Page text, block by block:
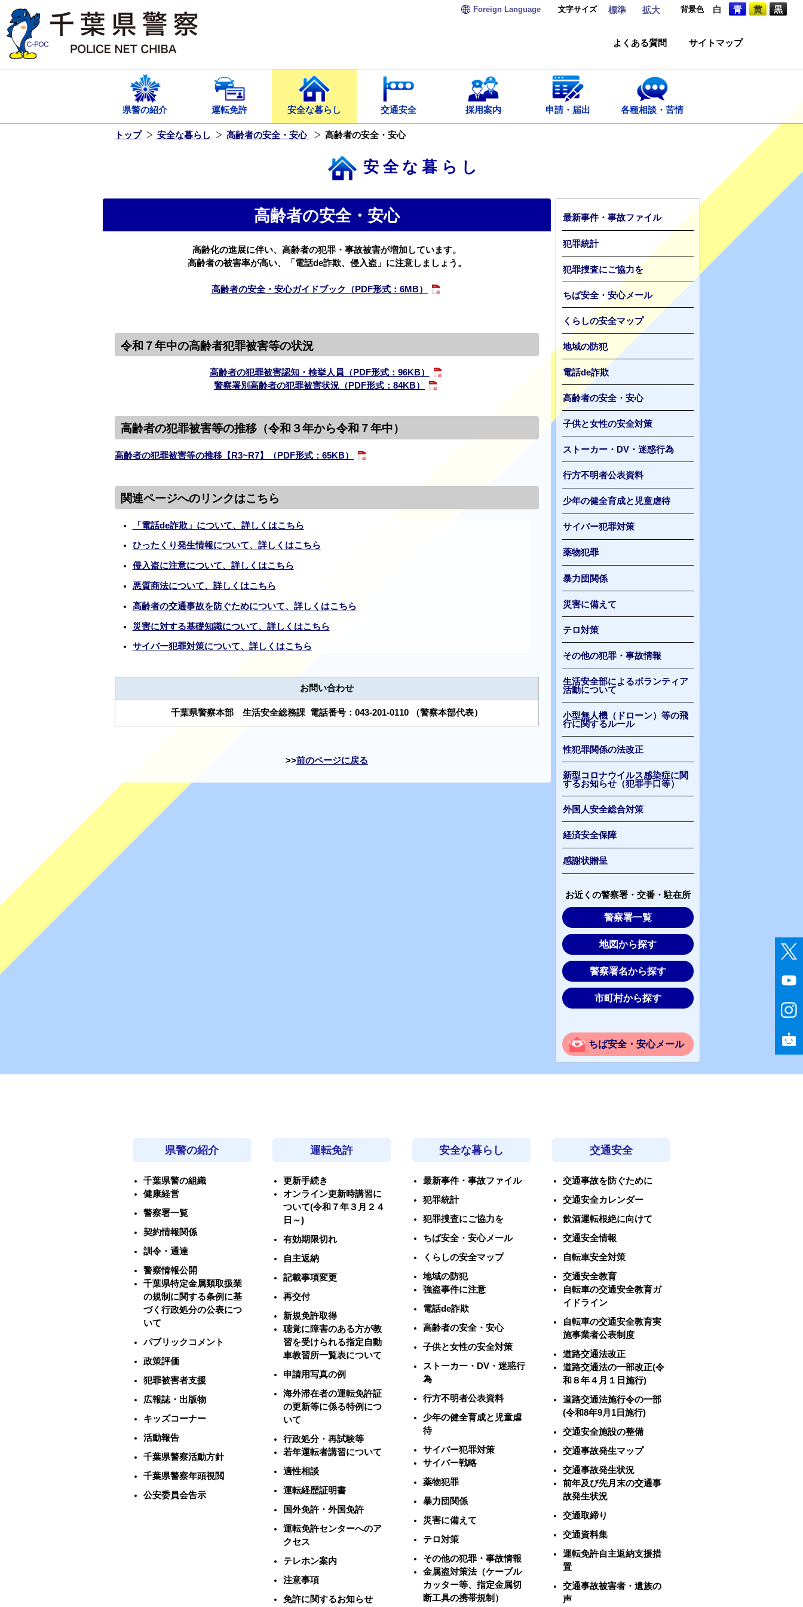
ス
キ
ま
Foreign Language 文字サイズ 標準 拡大 背景色 白 青 黄 黒
よくある質問 サイトマップ
県警の紹介 運転免許 安全な暮らし 交通安全 採用案内 申請・届出 各種相談・苦情
トップ 安全な暮らし 高齢者の安全・安心 高齢者の安全・安心
安全な暮らし
高齢者の安全・安心
高齢化の進展に伴い、高齢者の犯罪・事故被害が増加しています。
高齢者の被害率が高い、「電話de詐欺、侵入盗」に注意しましょう。
高齢者の安全・安心ガイドブック（PDF形式：6MB）
令和７年中の高齢者犯罪被害等の状況
高齢者の犯罪被害認知・検挙人員（PDF形式：96KB）
警察署別高齢者の犯罪被害状況（PDF形式：84KB）
高齢者の犯罪被害等の推移（令和３年から令和７年中）
高齢者の犯罪被害等の推移【R3~R7】（PDF形式：65KB）
関連ページへのリンクはこちら
「電話de詐欺」について、詳しくはこちら
ひったくり発生情報について、詳しくはこちら
侵入盗に注意について、詳しくはこちら
悪質商法について、詳しくはこちら
高齢者の交通事故を防ぐためについて、詳しくはこちら
災害に対する基礎知識について、詳しくはこちら
サイバー犯罪対策について、詳しくはこちら
お問い合わせ
千葉県警察本部 生活安全総務課 電話番号： 043-201-0110 （警察本部代表）
前のページに戻る
最新事件・事故ファイル
犯罪統計
犯罪捜査にご協力を
ちば安全・安心メール
くらしの安全マップ
地域の防犯
電話de詐欺
高齢者の安全・安心
子供と女性の安全対策
ストーカー・DV・迷惑行為
行方不明者公表資料
少年の健全育成と児童虐待
サイバー犯罪対策
薬物犯罪
暴力団関係
災害に備えて
テロ対策
その他の犯罪・事故情報
生活安全部によるボランティア
活動について
小型無人機（ドローン）等の飛
行に関するルール
性犯罪関係の法改正
新型コロナウイルス感染症に関
するお知らせ（犯罪手口等）
外国人安全総合対策
経済安全保障
感謝状贈呈
お近くの警察署・交番・駐在所
警察署一覧
地図から探す
警察署名から探す
市町村から探す
ちば安全・安心メール
県警の紹介
千葉県警の組織
健康経営
警察署一覧
契約情報関係
訓令・通達
警察情報公開
千葉県特定金属類取扱業
の規制に関する条例に基
づく行政処分の公表につ
いて
パブリックコメント
政策評価
犯罪被害者支援
広報誌・出版物
キッズコーナー
活動報告
千葉県警察活動方針
千葉県警察年頭視閲
公安委員会告示
運転免許
更新手続き
オンライン更新時講習に
ついて(令和７年３月２４
日～)
有効期限切れ
自主返納
記載事項変更
再交付
新規免許取得
聴覚に障害のある方が教
習を受けられる指定自動
車教習所一覧表について
申請用写真の例
海外滞在者の運転免許証
の更新等に係る特例につ
いて
行政処分・再試験等
若年運転者講習について
適性相談
運転経歴証明書
国外免許・外国免許
運転免許センターへのア
クセス
テレホン案内
注意事項
免許に関するお知らせ
安全な暮らし
最新事件・事故ファイル
犯罪統計
犯罪捜査にご協力を
ちば安全・安心メール
くらしの安全マップ
地域の防犯
強盗事件に注意
電話de詐欺
高齢者の安全・安心
子供と女性の安全対策
ストーカー・DV・迷惑行
為
行方不明者公表資料
少年の健全育成と児童虐
待
サイバー犯罪対策
サイバー戦略
薬物犯罪
暴力団関係
災害に備えて
テロ対策
その他の犯罪・事故情報
金属盗対策法（ケーブル
カッター等、指定金属切
断工具の携帯規制）
交通安全
交通事故を防ぐために
交通安全カレンダー
飲酒運転根絶に向けて
交通安全情報
自転車安全対策
交通安全教育
自転車の交通安全教育ガ
イドライン
自転車の交通安全教育実
施事業者公表制度
道路交通法改正
道路交通法の一部改正(令
和８年４月１日施行)
道路交通法施行令の一部
(令和8年9月1日施行)
交通安全施設の整備
交通事故発生マップ
交通事故発生状況
前年及び先月末の交通事
故発生状況
交通取締り
交通資料集
運転免許自主返納支援措
置
交通事故被害者・遺族の
声